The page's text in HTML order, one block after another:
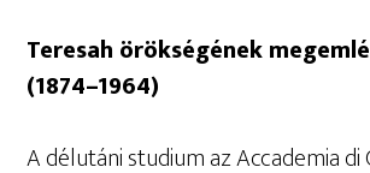
Teresah örökségének
(1874–1964)
A délutáni studium az Accademia di